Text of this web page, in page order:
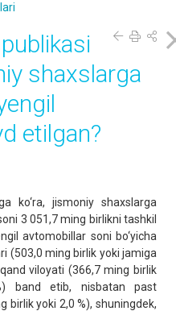
shaxslarga
etilgan?
ko‘ra, jismoniy shaxslarga
3 051,7 ming birlikni tashkil
avtomobillar soni bo‘yicha
(503,0 ming birlik yoki jamiga
viloyati (366,7 ming birlik
band etib, nisbatan past
birlik yoki 2,0 %), shuningdek,